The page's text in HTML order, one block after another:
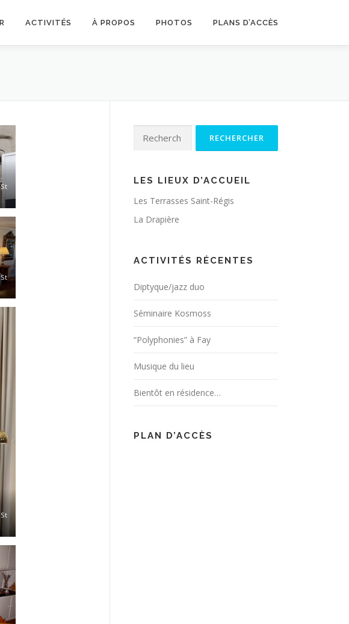
ACTIVITÉS À PROPOS PHOTOS PLANS D’ACCÈS
LES LIEUX D’ACCUEIL
Les Terrasses Saint-Régis
La Drapière
ACTIVITÉS RÉCENTES
Diptyque/jazz duo
Séminaire Kosmoss
“Polyphonies” à Fay
Musique du lieu
Bientôt en résidence…
PLAN D’ACCÈS